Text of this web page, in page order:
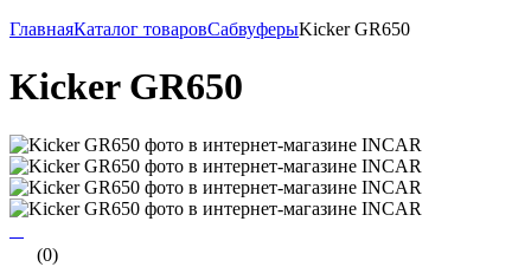
ГлавнаяКаталог товаровСабвуферыKicker GR650
Kicker GR650
(0)